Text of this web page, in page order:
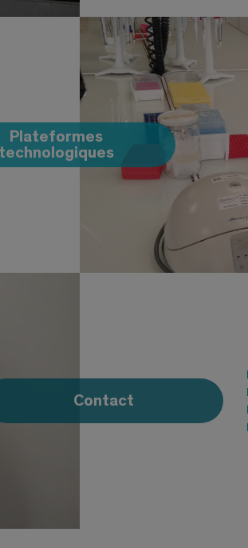
Plateformes
technologiques
Contact